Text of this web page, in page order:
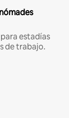
estadías
de trabajo.